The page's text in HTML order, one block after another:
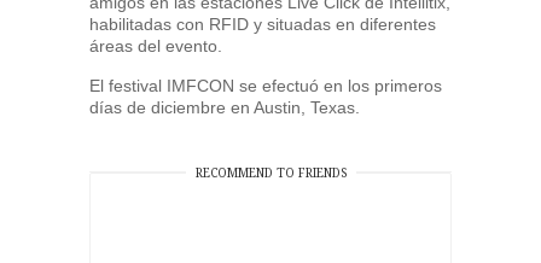
habilitadas con RFID y situadas en diferentes
áreas del evento.
El festival IMFCON se efectuó en los primeros
días de diciembre en Austin, Texas.
RECOMMEND TO FRIENDS